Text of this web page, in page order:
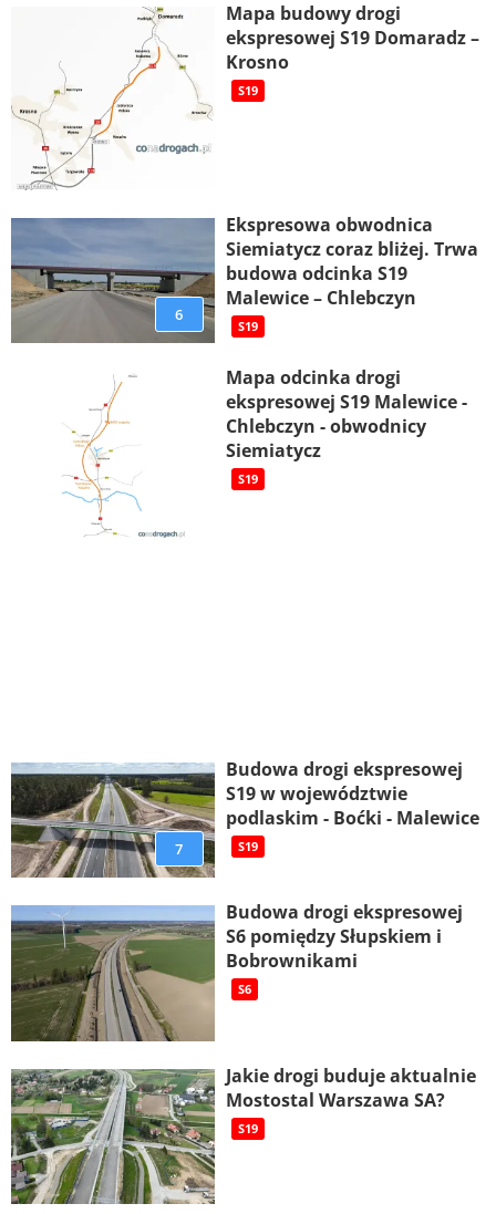
Mapa budowy drogi
ekspresowej S19 Domaradz –
Krosno
S19
6
Ekspresowa obwodnica
Siemiatycz coraz bliżej. Trwa
budowa odcinka S19
Malewice – Chlebczyn
S19
Mapa odcinka drogi
ekspresowej S19 Malewice -
Chlebczyn - obwodnicy
Siemiatycz
S19
7
Budowa drogi ekspresowej
S19 w województwie
podlaskim - Boćki - Malewice
S19
Budowa drogi ekspresowej
S6 pomiędzy Słupskiem i
Bobrownikami
S6
Jakie drogi buduje aktualnie
Mostostal Warszawa SA?
S19